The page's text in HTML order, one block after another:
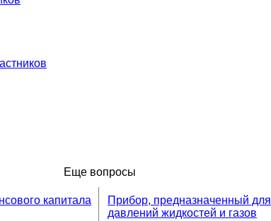
Еще вопросы
капитала
Прибор, предназначенный
давлений жидкостей и газов